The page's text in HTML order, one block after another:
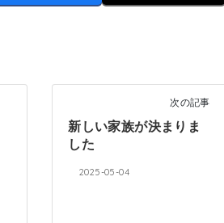
次の記事
新しい家族が決まりま
した
2025-05-04